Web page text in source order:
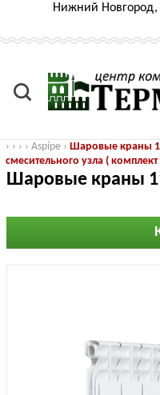
Нижний Новгород,
› › › › Aspipe › Шаровые краны
смесительного узла (
Шаровые краны
комплект 2 штуки